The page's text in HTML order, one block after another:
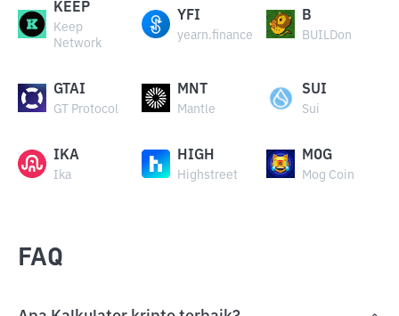
KEEP
Keep
Network
YFI
yearn.finance
B
BUILDon
GTAI
GT Protocol
MNT
Mantle
SUI
Sui
IKA
Ika
HIGH
Highstreet
MOG
Mog Coin
FAQ